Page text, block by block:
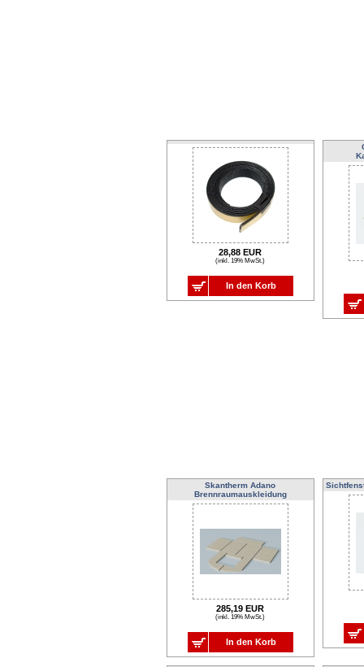
28,88 EUR
(inkl. 19% MwSt.)
In den Korb
Skantherm Adano
Brennraumauskleidung
285,19 EUR
(inkl. 19% MwSt.)
In den Korb